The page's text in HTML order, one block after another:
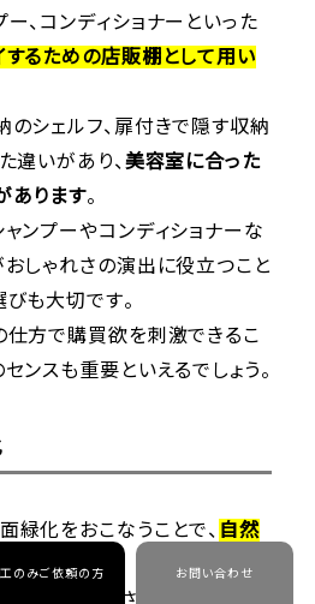
、コンディショナーといった
するための店販棚として用い
シェルフ、扉付きで隠す収納
違いがあり、美容室に合った
あります。
ンプーやコンディショナーな
おしゃれさの演出に役立つこと
も大切です。
仕方で購買欲を刺激できるこ
ンスも重要といえるでしょう。
化をおこなうことで、 自然
。のみご依頼の方 お問い合わせ